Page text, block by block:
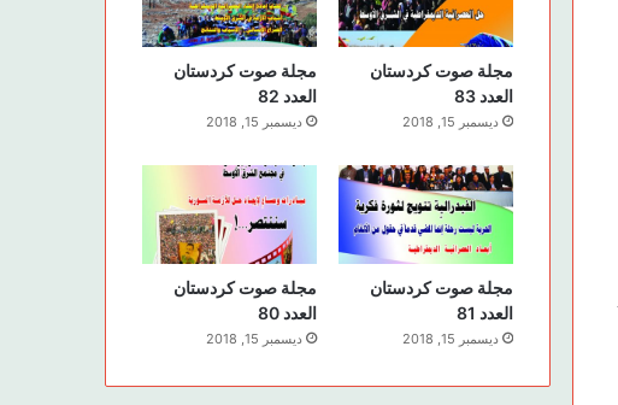
مجلة صوت كردستان
العدد 83
ديسمبر 15, 2018
مجلة صوت كردستان
العدد 82
ديسمبر 15, 2018
مجلة صوت كردستان
العدد 81
ديسمبر 15, 2018
مجلة صوت كردستان
العدد 80
ديسمبر 15, 2018